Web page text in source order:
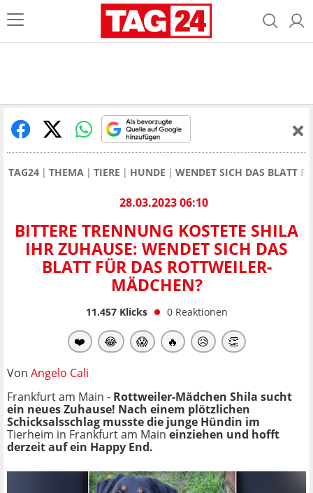
TAG24 THEMA TIERE HUNDE WENDET SICH DAS BLATT
28.03.2023 06:10
BITTERE TRENNUNG KOSTETE SHILA
IHR ZUHAUSE: WENDET SICH DAS
BLATT FÜR DAS ROTTWEILER-
MÄDCHEN?
11.457Klicks 0 Reaktionen
❤️ 😂 😱 🔥 😥 👏
Von Angelo Cali
Frankfurt am Main - Rottweiler-Mädchen Shila sucht
ein neues Zuhause! Nach einem plötzlichen
Schicksalsschlag musste die junge Hündin im
Tierheim in Frankfurt am Main einziehen und hofft
derzeit auf ein Happy End.